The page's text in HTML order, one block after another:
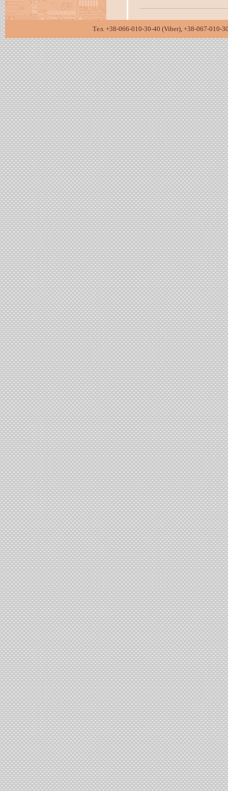
Тел. +38-066-010-30-40 (Viber), +38-067-